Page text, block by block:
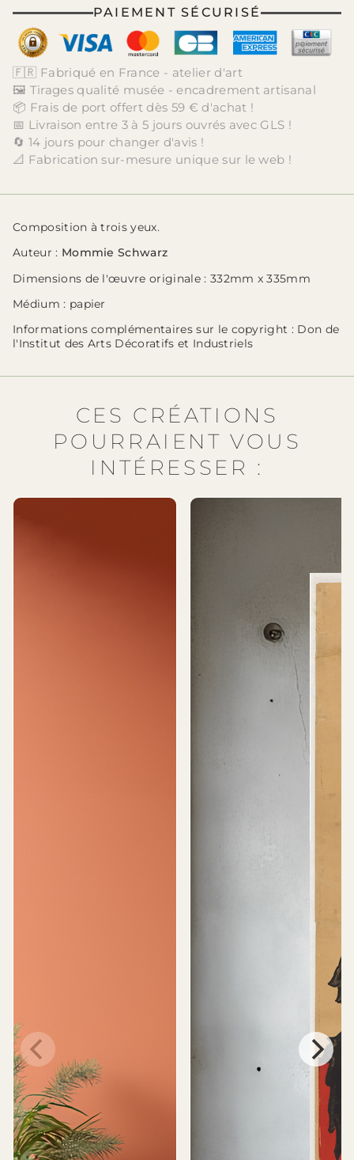
PAIEMENT SÉCURISÉ
🇫🇷 Fabriqué en France - atelier d'art
🖼️ Tirages qualité musée - encadrement artisanal
📦 Frais de port offert dès 59 € d'achat !
📅 Livraison entre 3 à 5 jours ouvrés avec GLS !
🔄 14 jours pour changer d'avis !
📐 Fabrication sur-mesure unique sur le web !
Composition à trois yeux.
Auteur : Mommie Schwarz
Dimensions de l'œuvre originale: 332mm x 335mm
Médium : papier
Informations complémentaires sur le copyright : Don de
l'Institut des Arts Décoratifs et Industriels
CES CRÉATIONS
POURRAIENT VOUS
INTÉRESSER :